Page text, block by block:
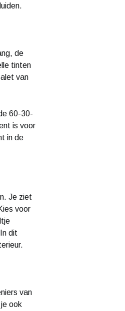
de
tinten
van
60-30-
is voor
in de
Je ziet
voor
dit
van
ook